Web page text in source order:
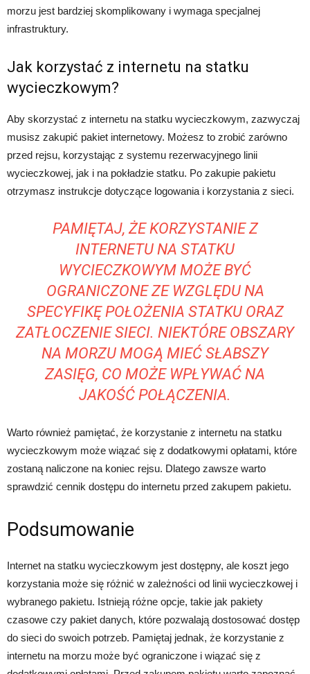
morzu jest bardziej skomplikowany i wymaga specjalnej
infrastruktury.
Jak korzystać z internetu na statku
wycieczkowym?
Aby skorzystać z internetu na statku wycieczkowym, zazwyczaj
musisz zakupić pakiet internetowy. Możesz to zrobić zarówno
przed rejsu, korzystając z systemu rezerwacyjnego linii
wycieczkowej, jak i na pokładzie statku. Po zakupie pakietu
otrzymasz instrukcje dotyczące logowania i korzystania z sieci.
PAMIĘTAJ, ŻE KORZYSTANIE Z
INTERNETU NA STATKU
WYCIECZKOWYM MOŻE BYĆ
OGRANICZONE ZE WZGLĘDU NA
SPECYFIKĘ POŁOŻENIA STATKU ORAZ
ZATŁOCZENIE SIECI. NIEKTÓRE OBSZARY
NA MORZU MOGĄ MIEĆ SŁABSZY
ZASIĘG, CO MOŻE WPŁYWAĆ NA
JAKOŚĆ POŁĄCZENIA.
Warto również pamiętać, że korzystanie z internetu na statku
wycieczkowym może wiązać się z dodatkowymi opłatami, które
zostaną naliczone na koniec rejsu. Dlatego zawsze warto
sprawdzić cennik dostępu do internetu przed zakupem pakietu.
Podsumowanie
Internet na statku wycieczkowym jest dostępny, ale koszt jego
korzystania może się różnić w zależności od linii wycieczkowej i
wybranego pakietu. Istnieją różne opcje, takie jak pakiety
czasowe czy pakiet danych, które pozwalają dostosować dostęp
do sieci do swoich potrzeb. Pamiętaj jednak, że korzystanie z
internetu na morzu może być ograniczone i wiązać się z